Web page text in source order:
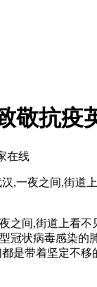
敬抗疫
在线
夜之间,街道
间,街道上看不
状病毒感染
是带着坚定不